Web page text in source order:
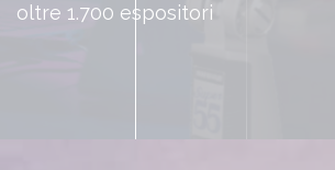
oltre 1.700 espositori